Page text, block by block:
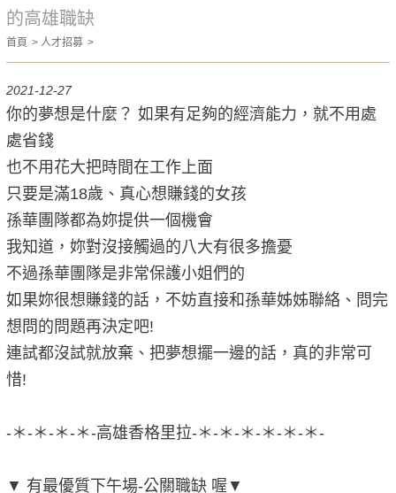
的高雄職缺
首頁 人才招募
2021-12-27
你的夢想是什麼？ 如果有足夠的經濟能力，就不用處
處省錢
也不用花大把時間在工作上面
只要是滿18歲、真心想賺錢的女孩
孫華團隊都為妳提供一個機會
我知道，妳對沒接觸過的八大有很多擔憂
不過孫華團隊是非常保護小姐們的
如果妳很想賺錢的話，不妨直接和孫華姊姊聯絡、問完
想問的問題再決定吧!
連試都沒試就放棄、把夢想擺一邊的話，真的非常可
惜!
-＊-＊-＊-＊-高雄香格里拉-＊-＊-＊-＊-＊-＊-
▼ 有最優質下午場-公關職缺 喔▼